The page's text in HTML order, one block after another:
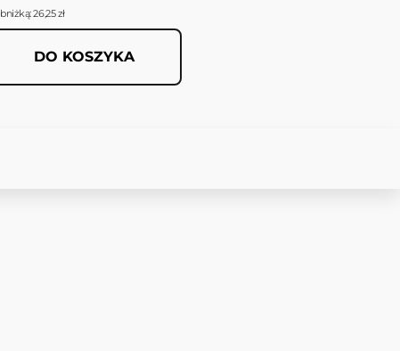
26,25 zł
DO KOSZYKA